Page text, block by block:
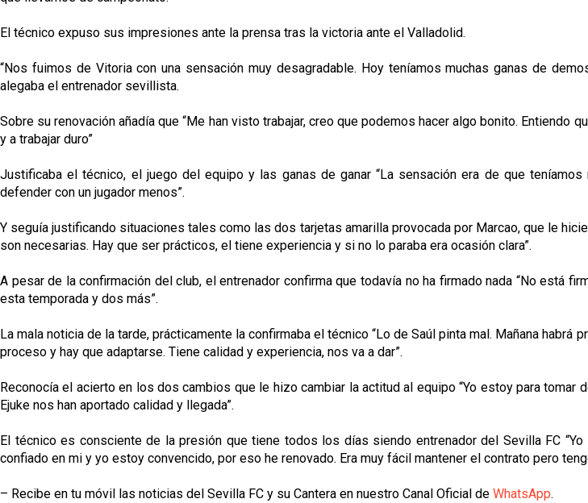
El técnico expuso sus impresiones ante la prensa tras la victoria ante el Valladolid.
“Nos fuimos de Vitoria con una sensación muy desagradable. Hoy teníamos muchas ganas de
alegaba el entrenador sevillista.
Sobre su renovación añadía que “Me han visto trabajar, creo que podemos hacer algo bonito.
y a trabajar duro”
Justificaba el técnico, el juego del equipo y las ganas de ganar “La sensación era de que
defender con un jugador menos”.
Y seguía justificando situaciones tales como las dos tarjetas amarilla provocada por Marcao, que le
son necesarias. Hay que ser prácticos, el tiene experiencia y si no lo paraba era ocasión clara”.
A pesar de la confirmación del club, el entrenador confirma que todavía no ha firmado nada “No está
esta temporada y dos más”.
La mala noticia de la tarde, prácticamente la confirmaba el técnico “Lo de Saúl pinta mal. Mañana
proceso y hay que adaptarse. Tiene calidad y experiencia, nos va a dar”.
Reconocía el acierto en los dos cambios que le hizo cambiar la actitud al equipo “Yo estoy para
Ejuke nos han aportado calidad y llegada”.
El técnico es consciente de la presión que tiene todos los días siendo entrenador del Sevilla FC
confiado en mi y yo estoy convencido, por eso he renovado. Era muy fácil mantener el contrato pero
– Recibe en tu móvil las noticias del Sevilla FC y su Cantera en nuestro Canal Oficial de WhatsApp.